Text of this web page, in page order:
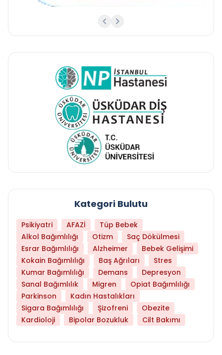
Kategori Bulutu
Psikiyatri AFAZİ
Tüp Bebek
Alkol Bağımlılığı
Otizm
Saç Dökülmesi
Esrar Bağımlılığı
Alzheimer
Bebek Gelişimi
Kokain Bağımlılığı
Baş Ağrıları
Stres
Kumar Bağımlılığı
Demans
Depresyon
Sanal Bağımlılık
Migren
Opiat Bağımlılığı
Parkinson
Kadın Hastalıkları
Sigara Bağımlılığı
Şizofreni
Obezite
Kardioloji
Bipolar Bozukluk Cilt Bakımı